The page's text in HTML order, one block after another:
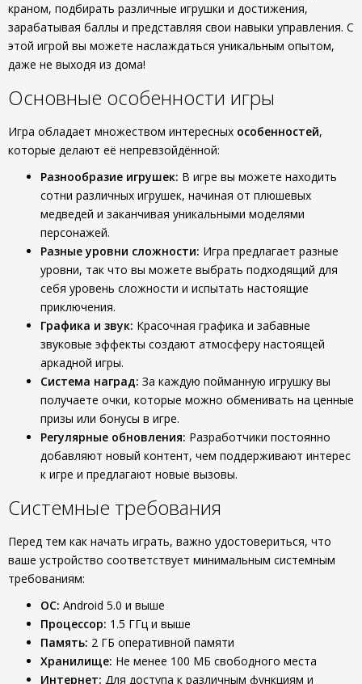
краном, подбирать различные игрушки и достижения,
зарабатывая баллы и представляя свои навыки управления. С
этой игрой вы можете наслаждаться уникальным опытом,
даже не выходя из дома!
Основные особенности игры
Игра обладает множеством интересных особенностей,
которые делают её непревзойдённой:
Разнообразие игрушек: В игре вы можете находить
сотни различных игрушек, начиная от плюшевых
медведей и заканчивая уникальными моделями
персонажей.
Разные уровни сложности: Игра предлагает разные
уровни, так что вы можете выбрать подходящий для
себя уровень сложности и испытать настоящие
приключения.
Графика и звук: Красочная графика и забавные
звуковые эффекты создают атмосферу настоящей
аркадной игры.
Система наград: За каждую пойманную игрушку вы
получаете очки, которые можно обменивать на ценные
призы или бонусы в игре.
Регулярные обновления: Разработчики постоянно
добавляют новый контент, чем поддерживают интерес
к игре и предлагают новые вызовы.
Системные требования
Перед тем как начать играть, важно удостовериться, что
ваше устройство соответствует минимальным системным
требованиям:
ОС: Android 5.0 и выше
Процессор: 1.5 ГГц и выше
Память: 2 ГБ оперативной памяти
Хранилище: Не менее 100 МБ свободного места
Интернет: Для доступа к различным функциям и